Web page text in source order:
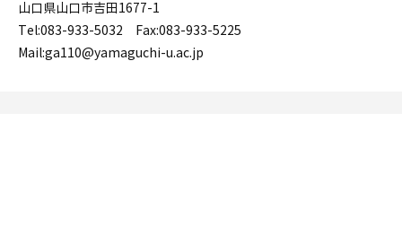
山口県山口市吉田1677-1
Tel:083-933-5032 Fax:083-933-5225
Mail:ga110@yamaguchi-u.ac.jp